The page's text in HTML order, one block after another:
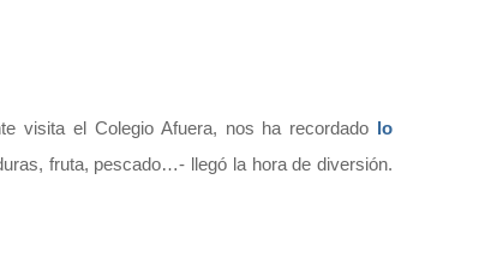
visita el Colegio Afuera, nos ha recordado lo
fruta, pescado…- llegó la hora de diversión.